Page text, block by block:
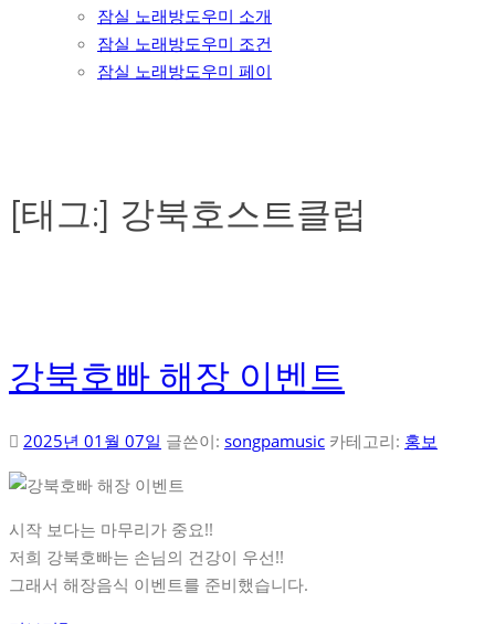
잠실 노래방도우미 소개
잠실 노래방도우미 조건
잠실 노래방도우미 페이
[태그:] 강북호스트클럽
강북호빠 해장 이벤트
2025년 01월 07일 글쓴이: songpamusic 카테고리: 홍보
시작 보다는 마무리가 중요!!
저희 강북호빠는 손님의 건강이 우선!!
그래서 해장음식 이벤트를 준비했습니다.